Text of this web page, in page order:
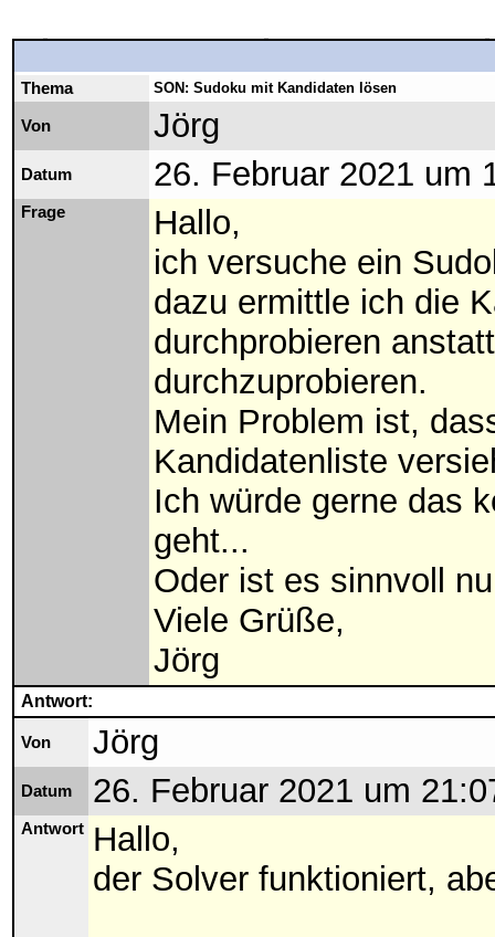
Thema SON: Sudoku mit Kandidaten lösen
Von Jörg
Datum 26. Februar 2021 um
Frage
Hallo,
ich versuche ein
dazu ermittle ich die
durchprobieren
durchzuprobieren.
Mein Problem ist,
Kandidatenliste
Ich würde gerne das
geht...
Oder ist es sinnvoll
Viele Grüße,
Jörg
Antwort:
Von Jörg
Datum 26. Februar 2021 um
Antwort
Hallo,
der Solver funktioniert,